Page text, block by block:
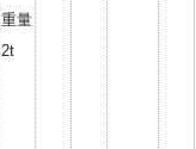
重量
2t